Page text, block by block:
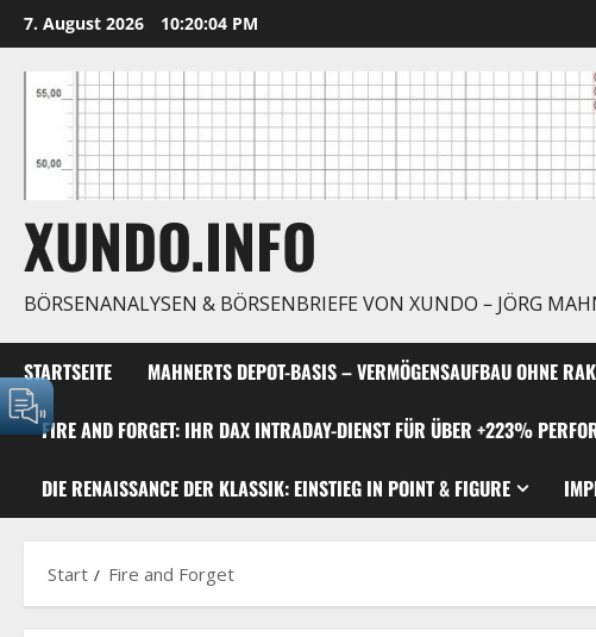
Zum
Inhalt
springen
7. August 2026 10:20:05 PM
XUNDO.INFO
BÖRSENANALYSEN & BÖRSENBRIEFE VON XUNDO – JÖRG
STARTSEITE MAHNERTS DEPOT-BASIS – VERMÖGENSAUFBAU OHNE
FIRE AND FORGET: IHR DAX INTRADAY-DIENST FÜR ÜBER +223%
DIE RENAISSANCE DER KLASSIK: EINSTIEG IN POINT & FIGURE
Start Fire and Forget